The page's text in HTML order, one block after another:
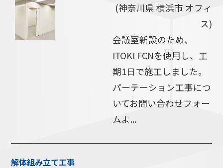
(神奈川県 横浜市 オフィ
ス)
会議室新設のため、
ITOKI FCNを使用し、工
期1日で施工しました。
パーテーション工事につ
いてお問い合わせフォー
ムよ...
解体組み立て工事